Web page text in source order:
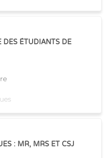
DES ÉTUDIANTS DE
: MR, MRS ET CSJ